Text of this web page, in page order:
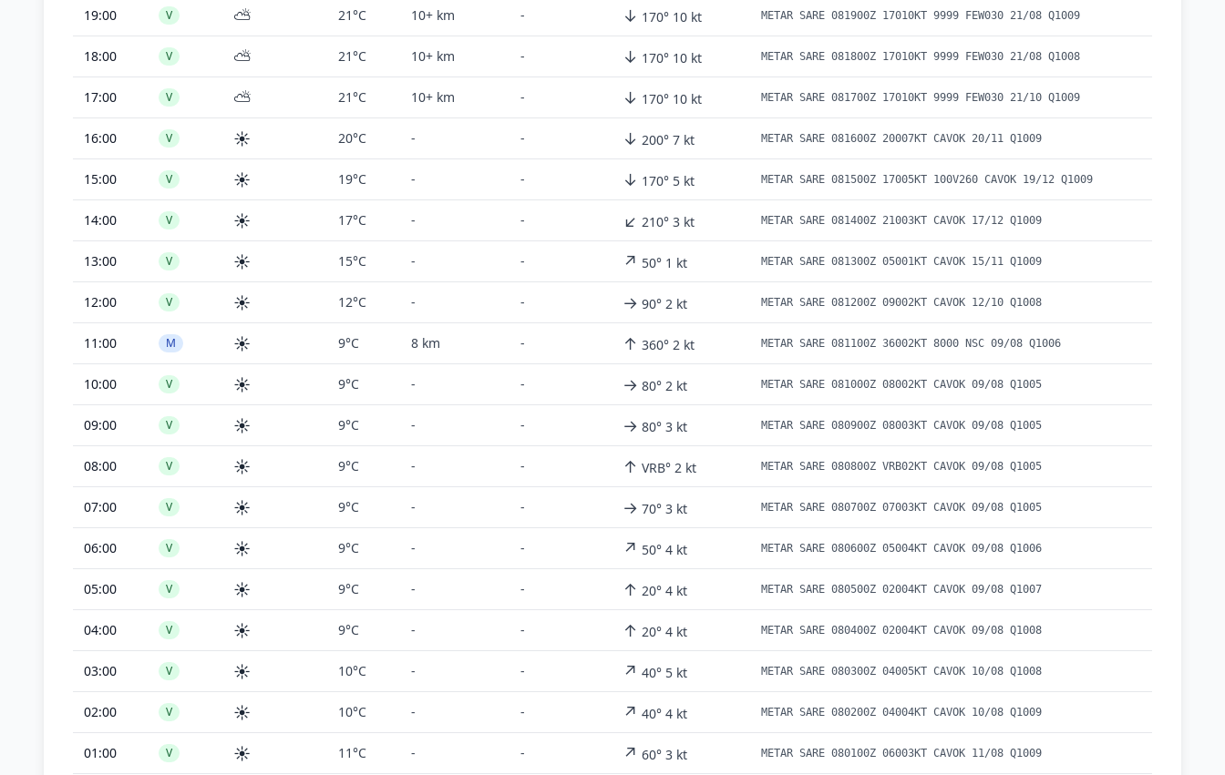
19:00 V ⛅ 21°C 10+ km - ↓ 170° 10 kt METAR SARE 081900Z 17010KT 9999 FEW030 21/08 Q1009
18:00 V ⛅ 21°C 10+ km - ↓ 170° 10 kt METAR SARE 081800Z 17010KT 9999 FEW030 21/08 Q1008
17:00 V ⛅ 21°C 10+ km - ↓ 170° 10 kt METAR SARE 081700Z 17010KT 9999 FEW030 21/10 Q1009
16:00 V ☀️ 20°C - - ↓ 200° 7 kt METAR SARE 081600Z 20007KT CAVOK 20/11 Q1009
15:00 V ☀️ 19°C - - ↓ 170° 5 kt METAR SARE 081500Z 17005KT 100V260 CAVOK 19/12 Q1009
14:00 V ☀️ 17°C - - ↙ 210° 3 kt METAR SARE 081400Z 21003KT CAVOK 17/12 Q1009
13:00 V ☀️ 15°C - - ↗ 50° 1 kt METAR SARE 081300Z 05001KT CAVOK 15/11 Q1009
12:00 V ☀️ 12°C - - → 90° 2 kt METAR SARE 081200Z 09002KT CAVOK 12/10 Q1008
11:00 M ☀️ 9°C 8 km - ↑ 360° 2 kt METAR SARE 081100Z 36002KT 8000 NSC 09/08 Q1006
10:00 V ☀️ 9°C - - → 80° 2 kt METAR SARE 081000Z 08002KT CAVOK 09/08 Q1005
09:00 V ☀️ 9°C - - → 80° 3 kt METAR SARE 080900Z 08003KT CAVOK 09/08 Q1005
08:00 V ☀️ 9°C - - ↑ VRB° 2 kt METAR SARE 080800Z VRB02KT CAVOK 09/08 Q1005
07:00 V ☀️ 9°C - - → 70° 3 kt METAR SARE 080700Z 07003KT CAVOK 09/08 Q1005
06:00 V ☀️ 9°C - - ↗ 50° 4 kt METAR SARE 080600Z 05004KT CAVOK 09/08 Q1006
05:00 V ☀️ 9°C - - ↑ 20° 4 kt METAR SARE 080500Z 02004KT CAVOK 09/08 Q1007
04:00 V ☀️ 9°C - - ↑ 20° 4 kt METAR SARE 080400Z 02004KT CAVOK 09/08 Q1008
03:00 V ☀️ 10°C - - ↗ 40° 5 kt METAR SARE 080300Z 04005KT CAVOK 10/08 Q1008
02:00 V ☀️ 10°C - - ↗ 40° 4 kt METAR SARE 080200Z 04004KT CAVOK 10/08 Q1009
01:00 V ☀️ 11°C - - ↗ 60° 3 kt METAR SARE 080100Z 06003KT CAVOK 11/08 Q1009